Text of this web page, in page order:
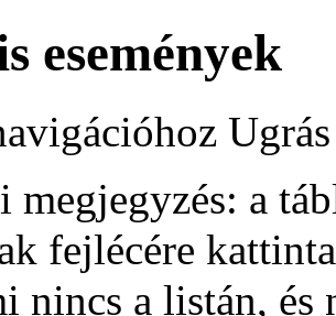
események
megjegyzés: a
fejlécére
nincs a listán,